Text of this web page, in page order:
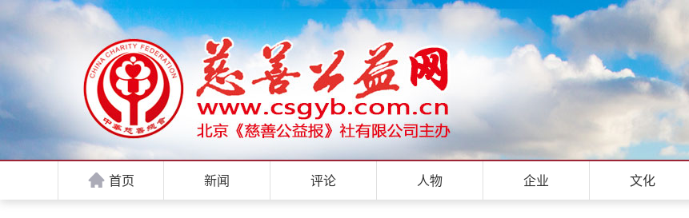
首页 新闻 评论 人物 企业 文化